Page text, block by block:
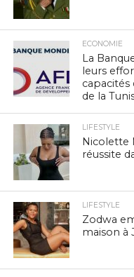
ECONOMIE
La
leurs
capacités
de la
LIFESTYLE
Nicolette
réussite
LIFESTYLE
Zodwa
maison à